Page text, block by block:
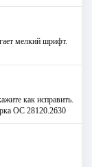
мелкий шрифт.
как исправить.
ОС 28120.2630